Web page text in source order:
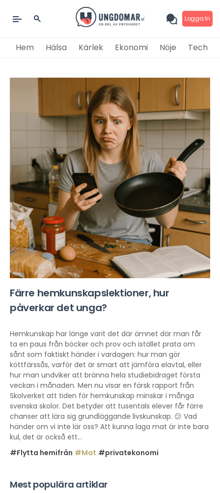
Logga In
Hem Hälsa Kärlek Ekonomi Nöje Tech
Färre hemkunskapslektioner, hur
påverkar det unga?
Hemkunskap har länge varit det där ämnet där man får
ta en paus från böcker och prov och istället prata om
sånt som faktiskt händer i vardagen: hur man gör
köttfärssås, varför det är smart att jämföra elavtal, eller
hur man undviker att bränna hela studiebidraget första
veckan i månaden. Men nu visar en färsk rapport från
Skolverket att tiden för hemkunskap minskar i många
svenska skolor. Det betyder att tusentals elever får färre
chanser att lära sig grundläggande livskunskap. 😕 Vad
händer om vi inte lär oss? Att kunna laga mat är inte bara
kul, det är också ett...
#Flytta hemifrån #Mat #privatekonomi
Mest populära artiklar